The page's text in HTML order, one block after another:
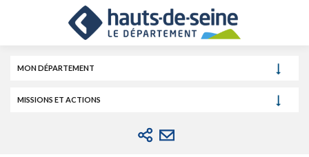
recherche
MON DÉPARTEMENT
MISSIONS ET ACTIONS
Cookies et traceurs utilisés sur ce site.